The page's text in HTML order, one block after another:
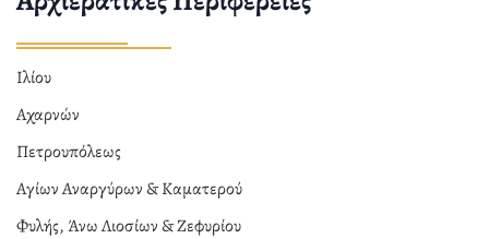
Ιλίου
Αχαρνών
Πετρουπόλεως
Αγίων Αναργύρων & Καματερού
Φυλής, Άνω Λιοσίων & Ζεφυρίου